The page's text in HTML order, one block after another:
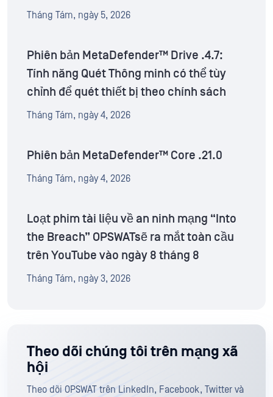
Tháng Tám, ngày 5, 2026
Phiên bản MetaDefender™ Drive .4.7:
Tính năng Quét Thông minh có thể tùy
chỉnh để quét thiết bị theo chính sách
Tháng Tám, ngày 4, 2026
Phiên bản MetaDefender™ Core .21.0
Tháng Tám, ngày 4, 2026
Loạt phim tài liệu về an ninh mạng “Into
the Breach” OPSWATsẽ ra mắt toàn cầu
trên YouTube vào ngày 8 tháng 8
Tháng Tám, ngày 3, 2026
Theo dõi chúng tôi trên mạng xã
hội
Theo dõi OPSWAT trên LinkedIn, Facebook, Twitter và